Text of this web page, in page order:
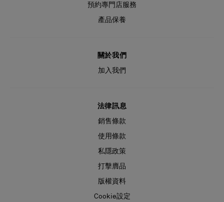
預約專門店服務
產品保養
關於我們
加入我們
法律訊息
銷售條款
使用條款
私隱政策
打擊膺品
版權資料
Cookie設定